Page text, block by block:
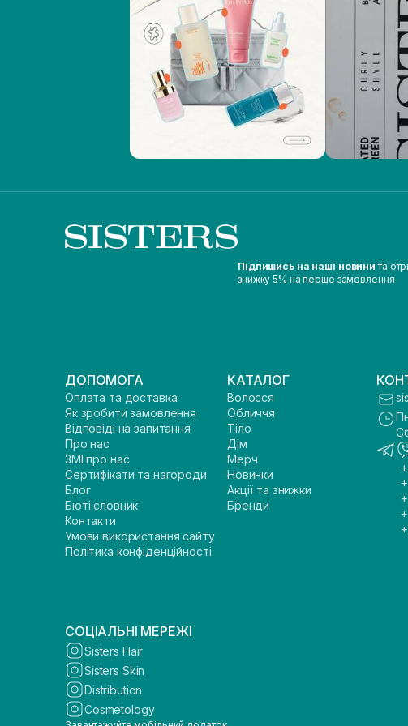
Підпишись на наші новини та
знижку 5% на перше замовлення
ДОПОМОГА
Оплата та доставка
Як зробити замовлення
Відповіді на запитання
Про нас
ЗМІ про нас
Сертифікати та нагороди
Блог
Бюті словник
Контакти
Умови використання сайту
Політика конфіденційності
КАТАЛОГ
Волосся
Обличчя
Тіло
Дім
Мерч
Новинки
Акції та знижки
Бренди
СОЦІАЛЬНІ МЕРЕЖІ
Sisters Hair
Sisters Skin
Distribution
Cosmetology